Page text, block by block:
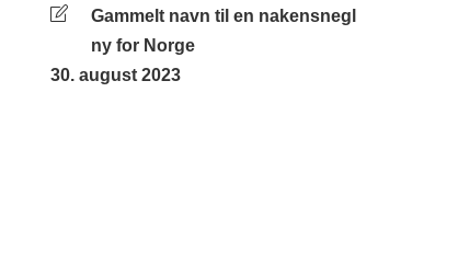
Gammelt navn til en nakensnegl
ny for Norge
30. august 2023